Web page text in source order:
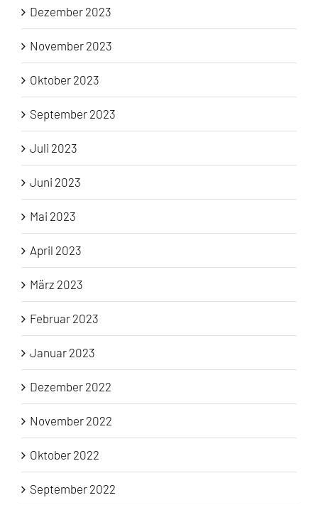
Dezember 2023
November 2023
Oktober 2023
September 2023
Juli 2023
Juni 2023
Mai 2023
April 2023
März 2023
Februar 2023
Januar 2023
Dezember 2022
November 2022
Oktober 2022
September 2022